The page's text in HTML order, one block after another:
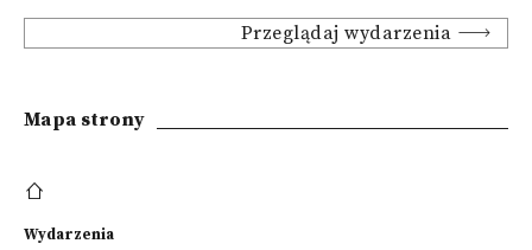
Przeglądaj wydarzenia
Mapa strony
Wydarzenia